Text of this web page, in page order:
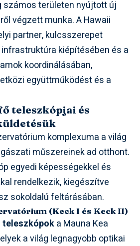
számos területen nyújtott új
végzett munka. A Hawaii
partner, kulcsszerepet
kiépítésében és a
koordinálásában,
együttműködést és a
teleszkópjai és
komplexuma a világ
műszereinek ad otthont.
egyedi képességekkel és
rendelkezik, kiegészítve
sokoldalú feltárásában.
(Keck I és Keck II)
teleszkópoka Mauna Kea
a világ legnagyobb optikai